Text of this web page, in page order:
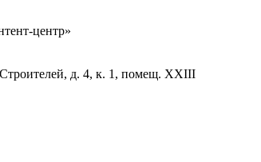
центр»
д. 4, к. 1, помещ. XXIII